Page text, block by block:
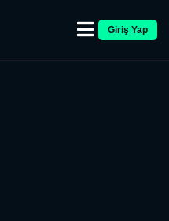
Giriş Yap